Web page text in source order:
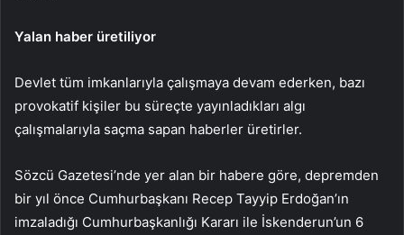
Yalan haber üretiliyor
Devlet tüm imkanlarıyla çalışmaya devam ederken, bazı
provokatif kişiler bu süreçte yayınladıkları algı
çalışmalarıyla saçma sapan haberler üretirler.
Sözcü Gazetesi’nde yer alan bir habere göre, depremden
bir yıl önce Cumhurbaşkanı Recep Tayyip Erdoğan’ın
imzaladığı Cumhurbaşkanlığı Kararı ile İskenderun’un 6